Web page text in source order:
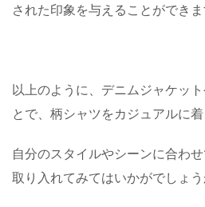
された印象を与えることができま
以上のように、デニムジャケッ
とで、柄シャツをカジュアルに
自分のスタイルやシーンに合わ
取り入れてみてはいかがでしょう